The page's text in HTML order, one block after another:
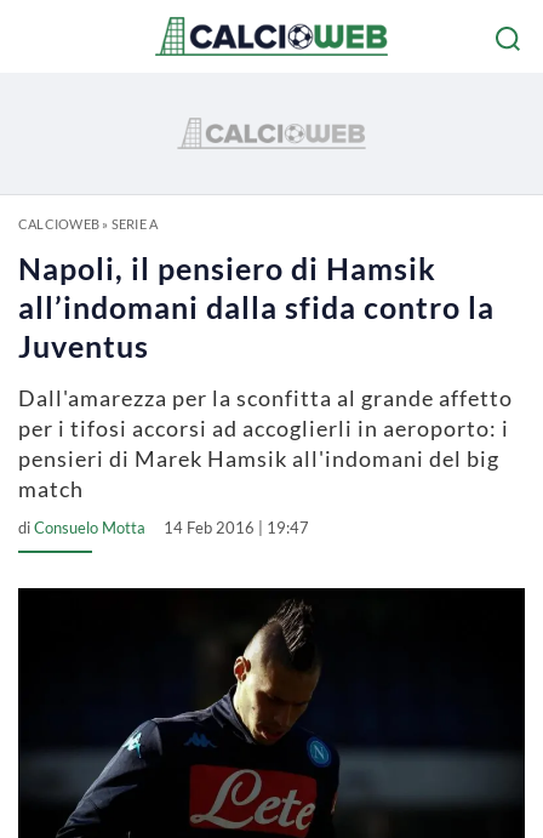
CALCIOWEB» SERIE A
Napoli, il pensiero di Hamsik
all’indomani dalla sfida contro la
Juventus
Dall'amarezza per la sconfitta al grande affetto
per i tifosi accorsi ad accoglierli in aeroporto: i
pensieri di Marek Hamsik all'indomani del big
match
diConsuelo Motta 14 Feb 2016 | 19:47